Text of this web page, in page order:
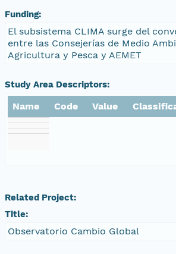
Funding:
El subsistema CLIMA surge del
entre las Consejerías de Medio
Agricultura y Pesca y AEMET
Study Area Descriptors:
Name Code Value
Related Project:
Title:
Observatorio Cambio Global